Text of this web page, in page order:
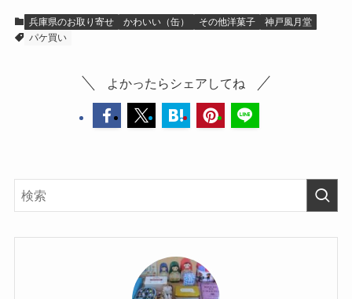
兵庫県のお取り寄せ かわいい（缶） その他洋菓子
神戸風月堂
パケ買い
よかったらシェアしてね